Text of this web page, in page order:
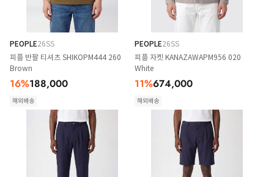
PEOPLE26SS
피플 반팔 티셔츠 SHIKOPM444 260
Brown
16%188,000
해외배송
PEOPLE26SS
피플 자켓 KANAZAWAPM956 020
White
11%674,000
해외배송